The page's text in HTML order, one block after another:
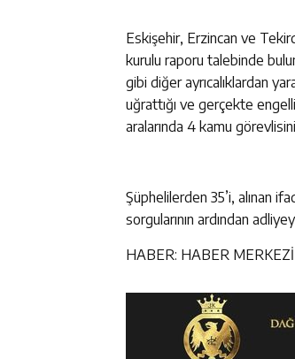
Eskişehir, Erzincan ve
kurulu raporu talebinde
gibi diğer ayrıcalıklardan
uğrattığı ve gerçekte
aralarında 4 kamu
Şüphelilerden 35’i, alınan
sorgularının ardından
HABER: HABER MERKEZİ